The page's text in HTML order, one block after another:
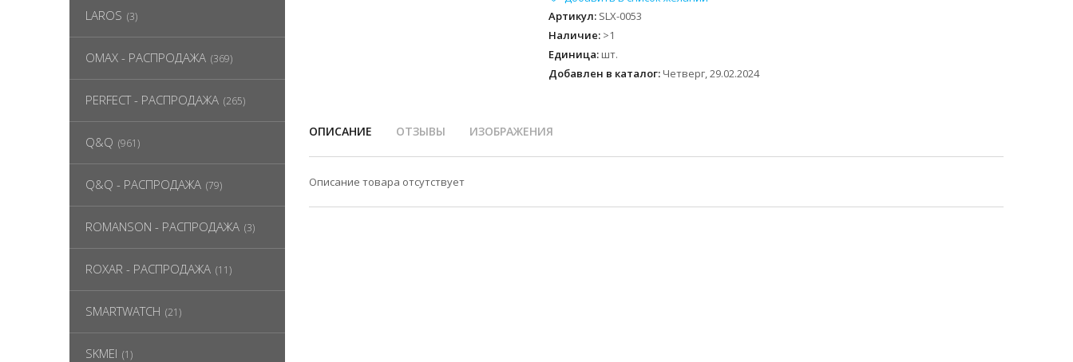
Артикул: SLX-0053
Наличие: >1
Единица: шт.
Добавлен в каталог: Четверг, 29.02.2024
ОПИСАНИЕ ОТЗЫВЫ ИЗОБРАЖЕНИЯ
Описание товара отсутствует
LAROS (3)
OMAX - РАСПРОДАЖА (369)
PERFECT - РАСПРОДАЖА (265)
Q&Q (961)
Q&Q - РАСПРОДАЖА (79)
ROMANSON - РАСПРОДАЖА (3)
ROXAR - РАСПРОДАЖА (11)
SMARTWATCH (21)
SKMEI (1)